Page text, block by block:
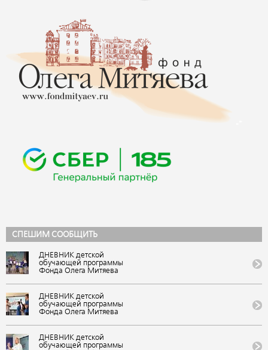
СПЕШИМ СООБЩИТЬ
ДНЕВНИК детской
обучающей программы
Фонда Олега Митяева
фестивале авторской
музыки и поэзии «U-235.
Новые песни» от проекта
«Школа Росатома» в ВДЦ
«Орленок»
(Краснодарский край).
ДНЕВНИК детской
обучающей программы
Фонда Олега Митяева
фестивале авторской
музыки и поэзии «U-235.
Новые песни» от проекта
ДНЕВНИК детской
обучающей программы